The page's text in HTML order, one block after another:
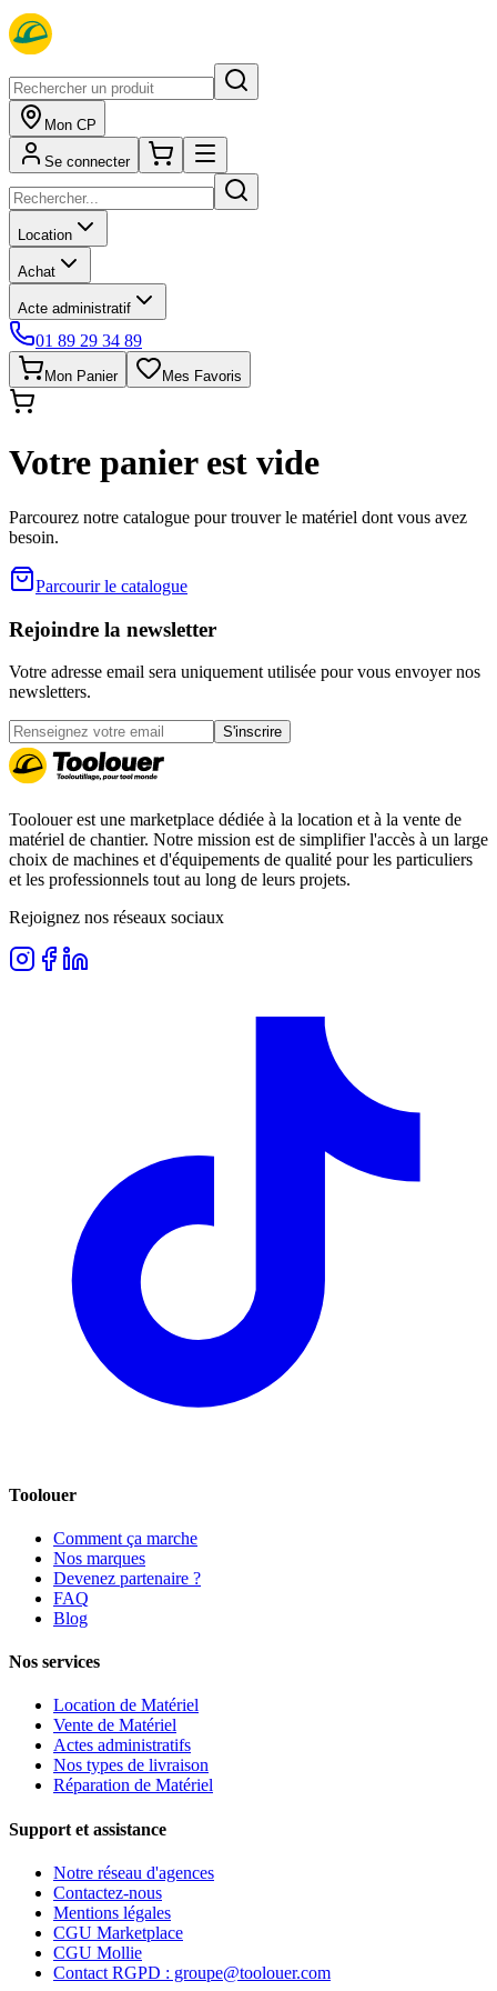
Mon CP
Se connecter
Location
Achat
Acte administratif
01 89 29 34 89
Mon Panier Mes Favoris
Votre panier est vide
Parcourez notre catalogue pour trouver le matériel dont vous avez
besoin.
Parcourir le catalogue
Rejoindre la newsletter
Votre adresse email sera uniquement utilisée pour vous envoyer nos
newsletters.
S'inscrire
Toolouer est une marketplace dédiée à la location et à la vente de
matériel de chantier. Notre mission est de simplifier l'accès à un large
choix de machines et d'équipements de qualité pour les particuliers
et les professionnels tout au long de leurs projets.
Rejoignez nos réseaux sociaux
Toolouer
Comment ça marche
Nos marques
Devenez partenaire ?
FAQ
Blog
Nos services
Location de Matériel
Vente de Matériel
Actes administratifs
Nos types de livraison
Réparation de Matériel
Support et assistance
Notre réseau d'agences
Contactez-nous
Mentions légales
CGU Marketplace
CGU Mollie
Contact RGPD : groupe@toolouer.com